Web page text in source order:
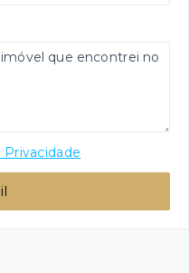
Privacidade